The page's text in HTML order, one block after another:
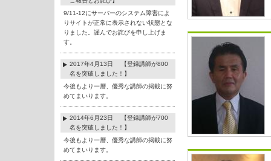
9/11-12にサーバーのシステム障害によ
りサイトが正常に表示されない状態とな
りました。謹んでお詫びを申し上げま
す。
2017年4月13日 【登録講師が800
名を突破しました！】
今後もより一層、優秀な講師の掲載に努
めてまいります。
2014年6月23日 【登録講師が700
名を突破しました！】
今後もより一層、優秀な講師の掲載に努
めてまいります。